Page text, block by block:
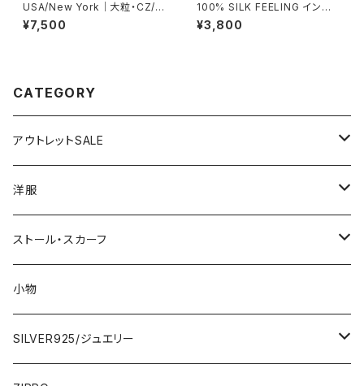
USA/New York｜大粒・CZ/キ
ュービックジルコニア アンティ
ークデザイン｜ゴッドリング｜ク
¥7,500
100% SILK FEELING インポ
ートスカーフ｜ 透けシフォンス
カーフ・アレンジ小さめスカー
¥3,800
CATEGORY
アウトレットSALE
1000円
2000円
3000円
5000円
洋服
インポートワンピース
ロング・マキシ
ひざ・ミディ
トップス・カーディガン・アウター
カーディガン
イタリア製ジャケット
スカート・パンツ
ストール・スカーフ
大判ストール・ロングスカーフ
小さめスカーフ
小物
SILVER925/ジュエリー